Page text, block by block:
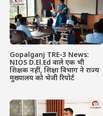
Gopalganj TRE-3 News:
NIOS D.El.Ed वाले एक भी
शिक्षक नहीं, शिक्षा विभाग ने राज्य
मुख्यालय को भेजी रिपोर्ट